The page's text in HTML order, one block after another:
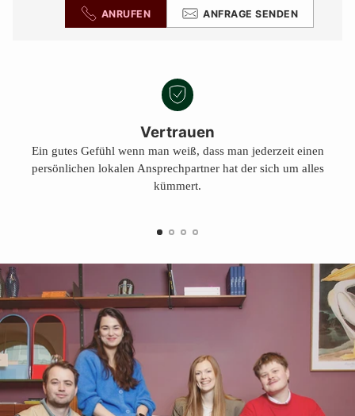
ANRUFEN ANFRAGE SENDEN
Vertrauen
Ein gutes Gefühl wenn man weiß, dass man jederzeit einen
persönlichen lokalen Ansprechpartner hat der sich um alles
kümmert.